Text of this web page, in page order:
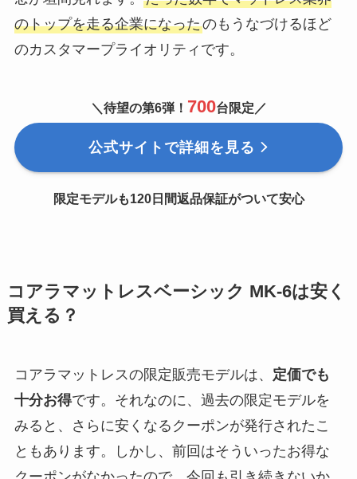
のトップを走る企業になったのもうなづけるほど
のカスタマープライオリティです。
＼待望の第6弾！ 700台限定／
公式サイトで詳細を見る
限定モデルも120日間返品保証がついて安心
コアラマットレスベーシック MK-6は安く
買える？
コアラマットレスの限定販売モデルは、 定価でも
十分お得です。それなのに、過去の限定モデルを
みると、さらに安くなるクーポンが発行されたこ
ともあります。しかし、前回はそういったお得な